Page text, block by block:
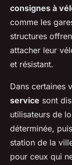
consignes à
comme les
structures
attacher leur
et résistant.
Dans certaines
service sont
utilisateurs de
déterminée,
station de la
pour ceux qui